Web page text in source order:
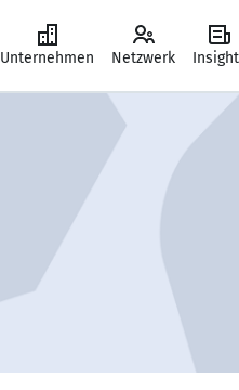
Unternehmen Netzwerk